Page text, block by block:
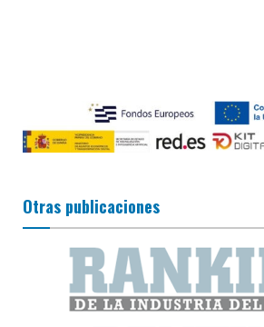
Otras publicaciones